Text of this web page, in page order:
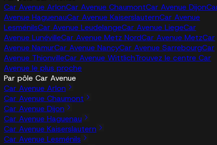
Car Avenue ArlonCar Avenue ChaumontCar Avenue Dijon
Avenue HaguenauCar Avenue KaiserslauternCar Avenue
LesménilsCar Avenue LeudelangeCar Avenue LiegeCar
Avenue LunévilleCar Avenue Metz NordCar Avenue MetzCar
Avenue NamurCar Avenue NancyCar Avenue SarrebourgCar
Avenue ThionvilleCar Avenue WittlichTrouvez le centre Car
Avenue le plus proche
Par pôle Car Avenue
Car Avenue Arlon
Car Avenue Chaumont
Car Avenue Dijon
Car Avenue Haguenau
Car Avenue Kaiserslautern
Car Avenue Lesménils